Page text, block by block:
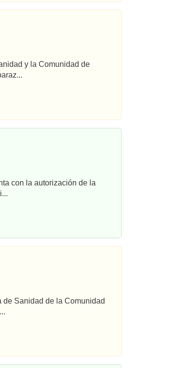
y la Comunidad de
con la autorización de la
Sanidad de la Comunidad